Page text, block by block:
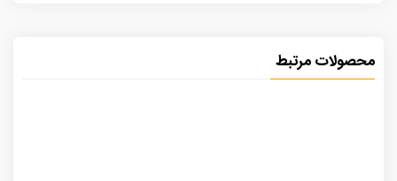
محصولات مرتبط